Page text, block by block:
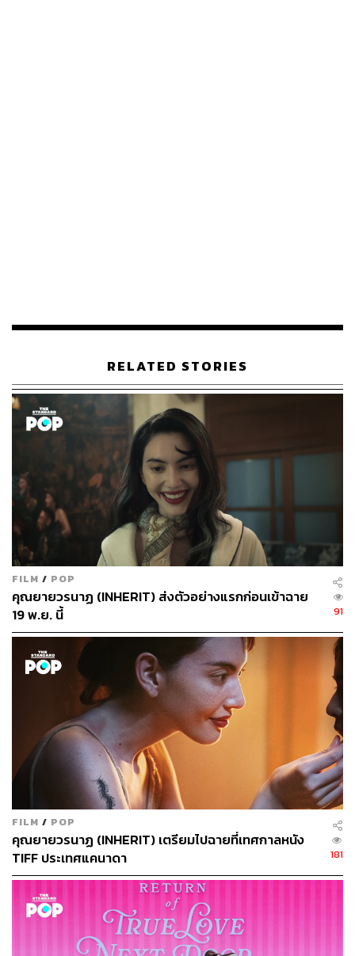
บุพเพสันนิวาส 2
592
ABOUT THE AUTHOR
Content Creator ผู้หลงใหลในทุกศาสตร์และ
วัฒนธรรมของประเทศญี่ปุ่น
RELATED STORIES
FILM / POP
คุณยายวรนาฏ (INHERIT) ส่งตัวอย่างแรกก่อนเข้าฉาย
19 พ.ย. นี้
91
FILM / POP
คุณยายวรนาฏ (INHERIT) เตรียมไปฉายที่เทศกาลหนัง
TIFF ประเทศแคนาดา
181